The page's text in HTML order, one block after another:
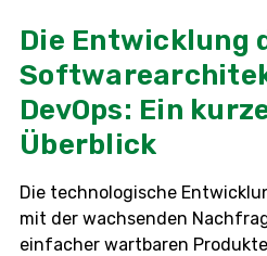
Die Entwicklung
DevOps: Ein
Überblick
Die technologische
mit der wachsenden
einfacher wartbaren